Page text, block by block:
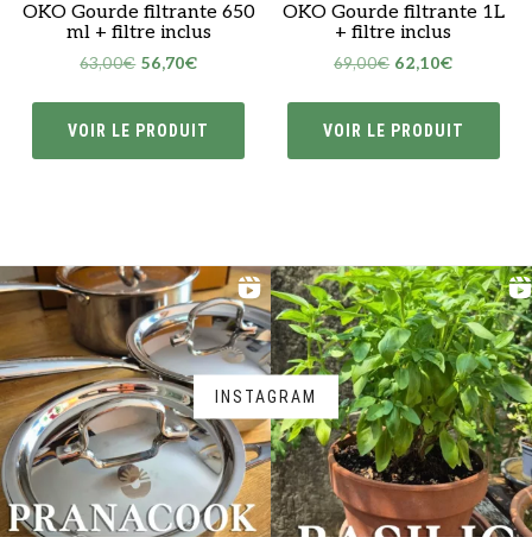
OKO Gourde filtrante 650
ml + filtre inclus
63,00€ Le
était :
63,00€.
56,70€Le
est :
56,70€.
VOIR LE PRODUIT
OKO Gourde filtrante 1L
+ filtre inclus
69,00€ Le
était :
69,00€.
62,10€Le
est :
62,10€.
VOIR LE PRODUIT
INSTAGRAM